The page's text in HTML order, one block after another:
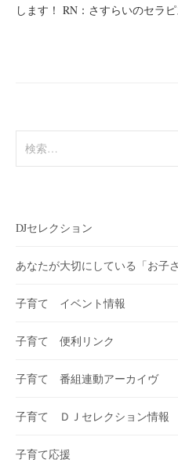
します！ RN：さすらいのセラ
索:
DJセレクション
あなたが大切にしている「お子
子育て イベント情報
子育て 便利リンク
子育て 番組連動アーカイヴ
子育て ＤＪセレクション情報
子育て応援